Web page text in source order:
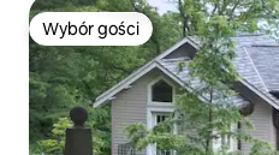
Wybór gości
Wybór gości